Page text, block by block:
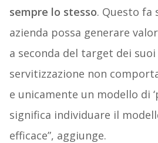
sempre lo stesso. Questo fa
azienda possa generare
a seconda del target dei
servitizzazione non
e unicamente un modello di
significa individuare il
efficace”, aggiunge.